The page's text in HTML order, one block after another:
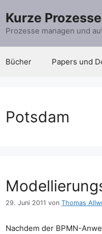
Kurze Prozesse
Prozesse managen und
Bücher Papers und
Potsdam
29. Juni 2011 von Thomas
Nachdem der BPMN-